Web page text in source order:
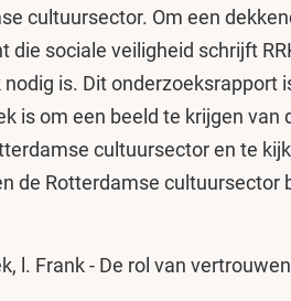
cultuursector. Om een
die sociale veiligheid schrijft
is. Dit onderzoeksrapport
is om een beeld te krijgen van
cultuursector en te
de Rotterdamse cultuursector
l. Frank - De rol van